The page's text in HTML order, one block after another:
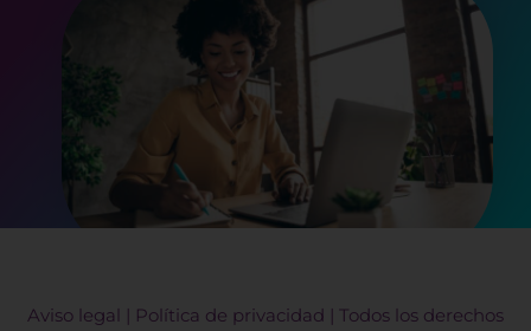
Aviso legal Política de privacidad | Todos los derechos